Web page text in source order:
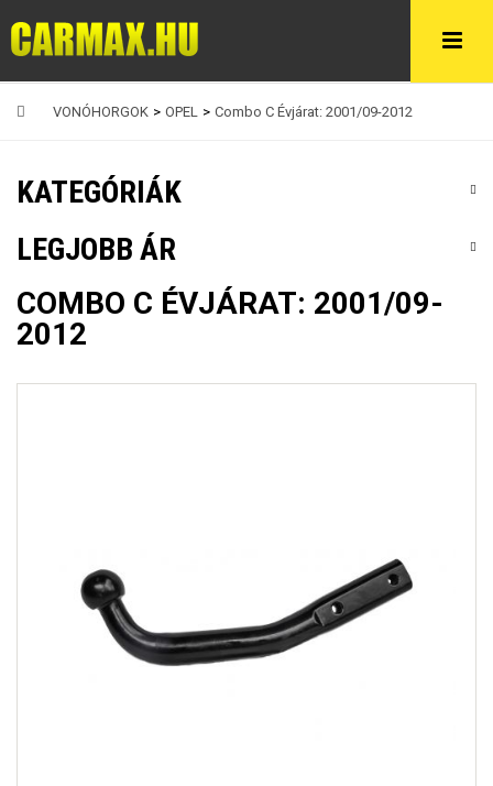
VONÓHORGOK > OPEL > Combo C Évjárat: 2001/09-2012
KATEGÓRIÁK
LEGJOBB ÁR
COMBO C ÉVJÁRAT: 2001/09-
2012